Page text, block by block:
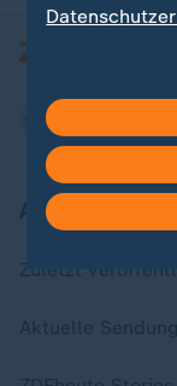
Aktuell bei
Zuletzt